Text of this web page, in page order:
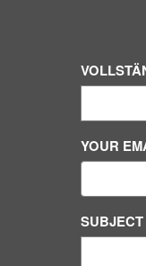
YOUR
SUBJECT